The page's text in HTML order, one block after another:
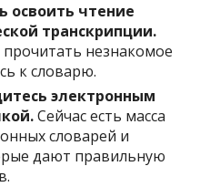
освоить чтение
транскрипции.
незнакомое
к словарю.
электронным
Сейчас есть масса
словарей и
дают правильную